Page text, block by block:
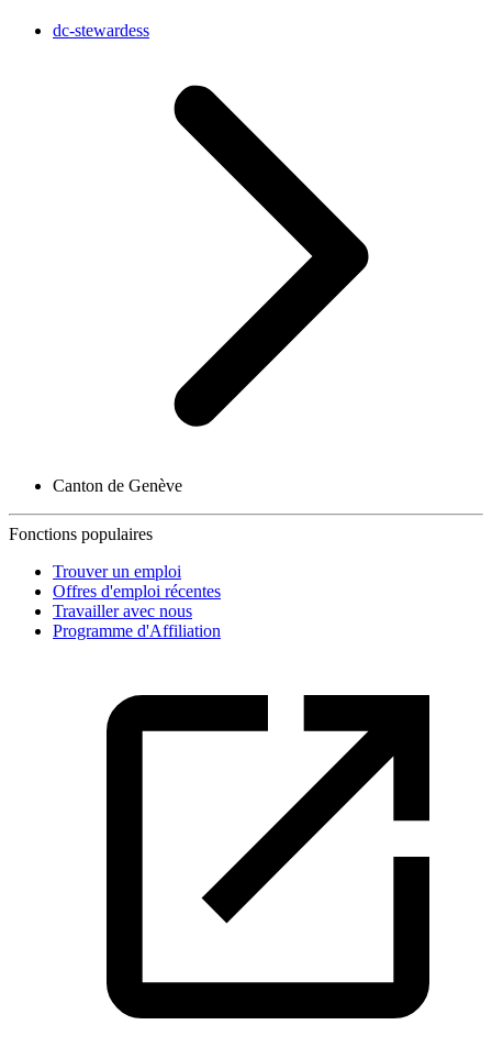
dc-stewardess
Canton de Genève
Fonctions populaires
Trouver un emploi
Offres d'emploi récentes
Travailler avec nous
Programme d'Affiliation